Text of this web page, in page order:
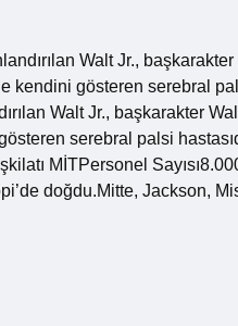
Walt Jr.,
kendini gösteren serebral
Walt Jr., başkarakter
serebral palsi
MİTPersonel
doğdu.Mitte, Jackson,